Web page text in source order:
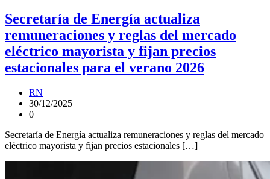
Secretaría de Energía actualiza
remuneraciones y reglas del mercado
eléctrico mayorista y fijan precios
estacionales para el verano 2026
RN
30/12/2025
0
Secretaría de Energía actualiza remuneraciones y reglas del mercado
eléctrico mayorista y fijan precios estacionales […]